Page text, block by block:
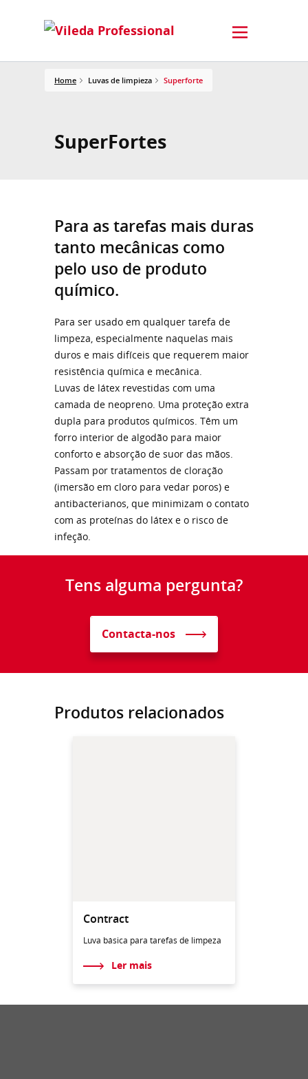
Home Luvas de limpieza Superforte
SuperFortes
Para as tarefas mais duras
tanto mecânicas como
pelo uso de produto
químico.
Para ser usado em qualquer tarefa de
limpeza, especialmente naquelas mais
duros e mais difíceis que requerem maior
resistência química e mecânica.
Luvas de látex revestidas com uma
camada de neopreno. Uma proteção extra
dupla para produtos químicos. Têm um
forro interior de algodão para maior
conforto e absorção de suor das mãos.
Passam por tratamentos de cloração
(imersão em cloro para vedar poros) e
antibacterianos, que minimizam o contato
com as proteínas do látex e o risco de
infeção.
Tens alguma pergunta?
Contacta-nos
Produtos relacionados
Contract
Luva básica para tarefas de limpeza
Ler mais